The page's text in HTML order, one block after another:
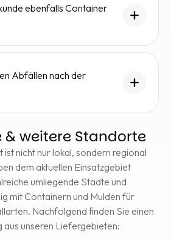
ebenfalls Container
Abfällen nach der
& weitere Standorte
ist nicht nur lokal, sondern regional
dem aktuellen Einsatzgebiet
umliegende Städte und
mit Containern und Mulden für
Nachfolgend finden Sie einen
unseren Liefergebieten: